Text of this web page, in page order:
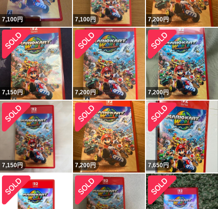
7,100円 7,100円 7,200円
7,150円 7,200円 7,200円
7,150円 7,200円 7,650円